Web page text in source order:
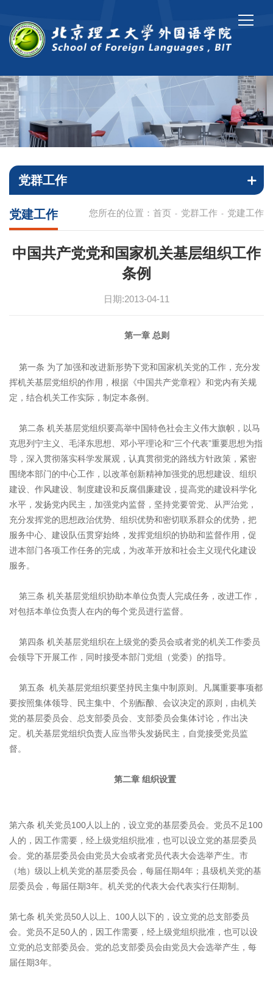
党群工作
您所在的位置： 首页 - 党群工作 - 党建工作
党建工作
中国共产党党和国家机关基层组织工作
条例
日期:2013-04-11
第一章 总则
第一条 为了加强和改进新形势下党和国家机关党的工作，充分发
挥机关基层党组织的作用，根据《中国共产党章程》和党内有关规
定，结合机关工作实际，制定本条例。
第二条 机关基层党组织要高举中国特色社会主义伟大旗帜，以马
克思列宁主义、毛泽东思想、邓小平理论和“三个代表”重要思想为指
导，深入贯彻落实科学发展观，认真贯彻党的路线方针政策，紧密
围绕本部门的中心工作，以改革创新精神加强党的思想建设、组织
建设、作风建设、制度建设和反腐倡廉建设，提高党的建设科学化
水平，发扬党内民主，加强党内监督，坚持党要管党、从严治党，
充分发挥党的思想政治优势、组织优势和密切联系群众的优势，把
服务中心、建设队伍贯穿始终，发挥党组织的协助和监督作用，促
进本部门各项工作任务的完成，为改革开放和社会主义现代化建设
服务。
第三条 机关基层党组织协助本单位负责人完成任务，改进工作，
对包括本单位负责人在内的每个党员进行监督。
第四条 机关基层党组织在上级党的委员会或者党的机关工作委员
会领导下开展工作，同时接受本部门党组（党委）的指导。
第五条 机关基层党组织要坚持民主集中制原则。凡属重要事项都
要按照集体领导、民主集中、个别酝酿、会议决定的原则，由机关
党的基层委员会、总支部委员会、支部委员会集体讨论，作出决
定。机关基层党组织负责人应当带头发扬民主，自觉接受党员监
督。
第二章 组织设置
第六条 机关党员100人以上的，设立党的基层委员会。党员不足100
人的，因工作需要，经上级党组织批准，也可以设立党的基层委员
会。党的基层委员会由党员大会或者党员代表大会选举产生。市
（地）级以上机关党的基层委员会，每届任期4年；县级机关党的基
层委员会，每届任期3年。机关党的代表大会代表实行任期制。
第七条 机关党员50人以上、100人以下的，设立党的总支部委员
会。党员不足50人的，因工作需要，经上级党组织批准，也可以设
立党的总支部委员会。党的总支部委员会由党员大会选举产生，每
届任期3年。